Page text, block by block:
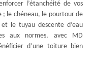
l’étanchéité de vos
le chéneau, le pourtour de
le tuyau descente d’eau
aux normes, avec MD
d’une toiture bien